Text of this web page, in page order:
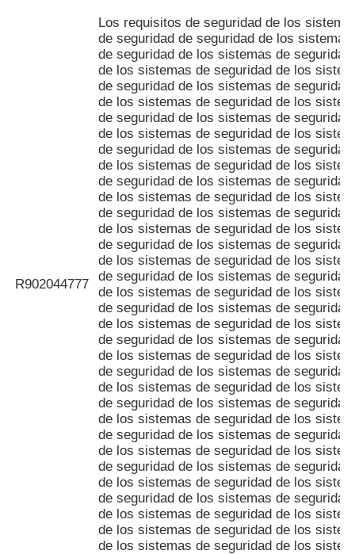
R902044777
Los requisitos de seguridad de los
de seguridad de seguridad de los sistemas
de seguridad de los sistemas de seguridad
de los sistemas de seguridad de los
de seguridad de los sistemas de seguridad
de los sistemas de seguridad de los
de seguridad de los sistemas de seguridad
de los sistemas de seguridad de los
de seguridad de los sistemas de seguridad
de los sistemas de seguridad de los
de seguridad de los sistemas de seguridad
de los sistemas de seguridad de los
de seguridad de los sistemas de seguridad
de los sistemas de seguridad de los
de seguridad de los sistemas de seguridad
de los sistemas de seguridad de los
de seguridad de los sistemas de seguridad
de los sistemas de seguridad de los
de seguridad de los sistemas de seguridad
de los sistemas de seguridad de los
de seguridad de los sistemas de seguridad
de los sistemas de seguridad de los
de seguridad de los sistemas de seguridad
de los sistemas de seguridad de los
de seguridad de los sistemas de seguridad
de los sistemas de seguridad de los
de seguridad de los sistemas de seguridad
de los sistemas de seguridad de los
de seguridad de los sistemas de seguridad
de los sistemas de seguridad de los
de seguridad de los sistemas de seguridad
de los sistemas de seguridad de los
de los sistemas de seguridad de los
de los sistemas de seguridad de los